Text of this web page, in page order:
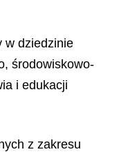
w dziedzinie
środowiskowo-
i edukacji
z zakresu